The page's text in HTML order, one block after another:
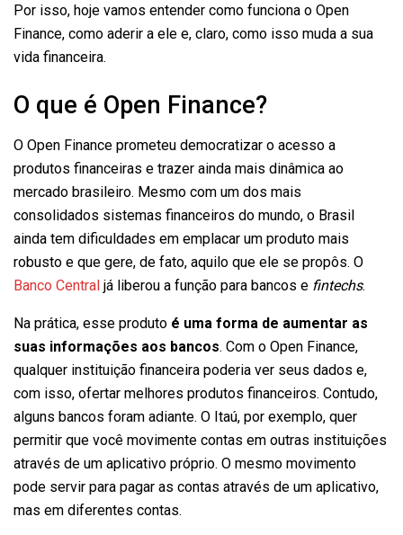
Por isso, hoje vamos entender como funciona o Open
Finance, como aderir a ele e, claro, como isso muda a sua
vida financeira.
O que é Open Finance?
O Open Finance prometeu democratizar o acesso a
produtos financeiras e trazer ainda mais dinâmica ao
mercado brasileiro. Mesmo com um dos mais
consolidados sistemas financeiros do mundo, o Brasil
ainda tem dificuldades em emplacar um produto mais
robusto e que gere, de fato, aquilo que ele se propôs. O
Banco Central já liberou a função para bancos e fintechs.
Na prática, esse produto é uma forma de aumentar as
suas informações aos bancos. Com o Open Finance,
qualquer instituição financeira poderia ver seus dados e,
com isso, ofertar melhores produtos financeiros. Contudo,
alguns bancos foram adiante. O Itaú, por exemplo, quer
permitir que você movimente contas em outras instituições
através de um aplicativo próprio. O mesmo movimento
pode servir para pagar as contas através de um aplicativo,
mas em diferentes contas.